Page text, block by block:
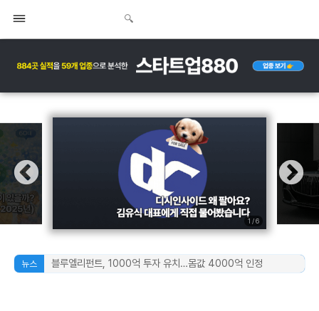
1 /6
뉴스 블루엘리펀트, 1000억 투자 유치…몸값 4000억 인정